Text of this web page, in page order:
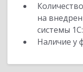
на
системы
Наличие у